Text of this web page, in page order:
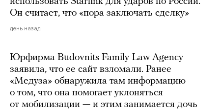
Он считает, что «пора заключать сделку»
день назад
Юрфирма Budovnits Family Law Agency
заявила, что ее сайт взломали. Ранее
«Медуза» обнаружила там информацию
о том, что она помогает уклоняться
от мобилизации — и этим занимается дочь